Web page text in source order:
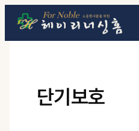
콘텐츠로 건너뛰기
단기보호